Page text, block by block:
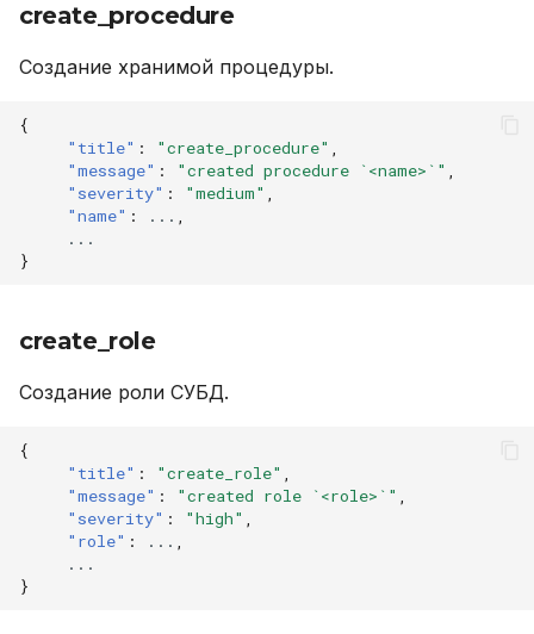
create_procedure
Создание хранимой процедуры.
{
"title" : "create_procedure"
"message" : "created procedure `<name>`"
"severity" : "medium"
"name" : ...
...
}
create_role
Создание роли СУБД.
{
"title" : "create_role"
"message" : "created role `<role>`"
"severity" : "high"
"role" : ...
...
}